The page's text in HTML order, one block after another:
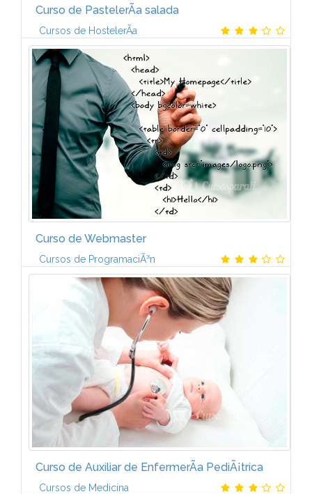
Curso de PastelerÃ­a salada
Cursos de HostelerÃ­a
IntroducciÃ³nEl origen de la pastelerÃ­a, tal como la
conocemos hoy dÃ­a, estÃ¡ en los obloiers, o
productores de obleas de la Edad Media, que fueron
los primeros pasteleros como...
Curso de Webmaster
Cursos de ProgramaciÃ³n
La funciÃ³n del Webmaster consiste en una
diversidad de labores entre las que se destacan: la
administraciÃ³n del site, diseÃ±o web y
mantenimiento de las pÃ¡ginas web, programar...
Curso de Auxiliar de EnfermerÃ­a PediÃ¡trica
Cursos de Medicina